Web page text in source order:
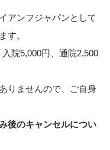
アンフジャパンとして
す。
院5,000円、通院2,500
りませんので、ご自身
後のキャンセルについ